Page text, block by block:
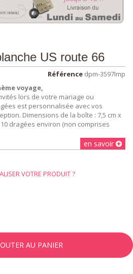
US route 66
Référence dpm-3597Imp
voyage,
lors de votre mariage ou
est personnalisée avec vos
Dimensions de la boîte : 7,5 cm x
dragées environ (non comprises
en savoir
AU PANIER